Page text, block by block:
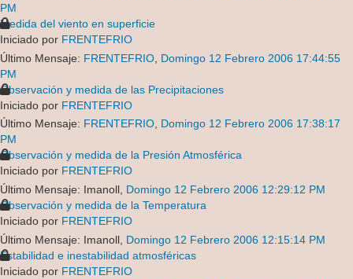
PM
Medida del viento en superficie
Iniciado por FRENTEFRIO
Último Mensaje: FRENTEFRIO Domingo 12 Febrero 2006 17:44:55
PM
Observación y medida de las Precipitaciones
Iniciado por FRENTEFRIO
Último Mensaje: FRENTEFRIO, Domingo 12 Febrero 2006 17:38:17
PM
Observación y medida de la Presión Atmosférica
Iniciado por FRENTEFRIO
Último Mensaje: Imanoll, Domingo 12 Febrero 2006 12:29:12 PM
Observación y medida de la Temperatura
Iniciado por FRENTEFRIO
Último Mensaje: Imanoll, Domingo 12 Febrero 2006 12:15:14 PM
Estabilidad e inestabilidad atmosféricas
Iniciado por FRENTEFRIO